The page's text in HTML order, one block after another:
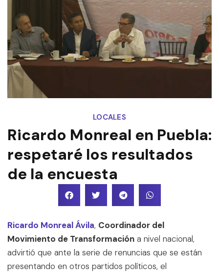
LOCALES
Ricardo Monreal en Puebla:
respetaré los resultados
de la encuesta
Ricardo Monreal Ávila, Coordinador del
Movimiento de Transformación a nivel nacional,
advirtió que ante la serie de renuncias que se están
presentando en otros partidos políticos, el